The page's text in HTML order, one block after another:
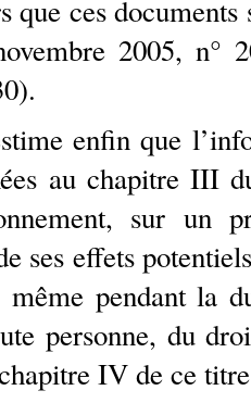
que ces documents
2005, n°
enfin que
au chapitre III
sur un
ses effets
pendant la
personne, du
IV de ce